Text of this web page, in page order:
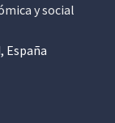
y social
España